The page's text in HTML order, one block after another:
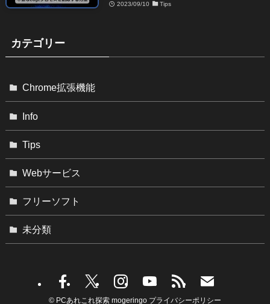
2023/09/10 Tips
カテゴリー
Chrome拡張機能
Info
Tips
Webサービス
フリーソフト
未分類
© PCあれこれ探索 mogeringo プライバシーポリシー